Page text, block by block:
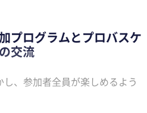
プログラムとプロバスケ
交流
、参加者全員が楽しめるよう